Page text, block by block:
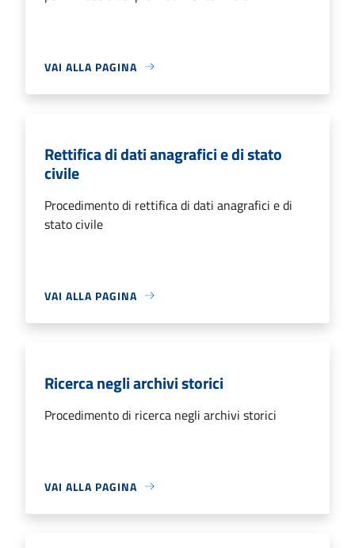
VAI ALLA PAGINA
Rettifica di dati anagrafici e di stato
civile
Procedimento di rettifica di dati anagrafici e di
stato civile
VAI ALLA PAGINA
Ricerca negli archivi storici
Procedimento di ricerca negli archivi storici
VAI ALLA PAGINA